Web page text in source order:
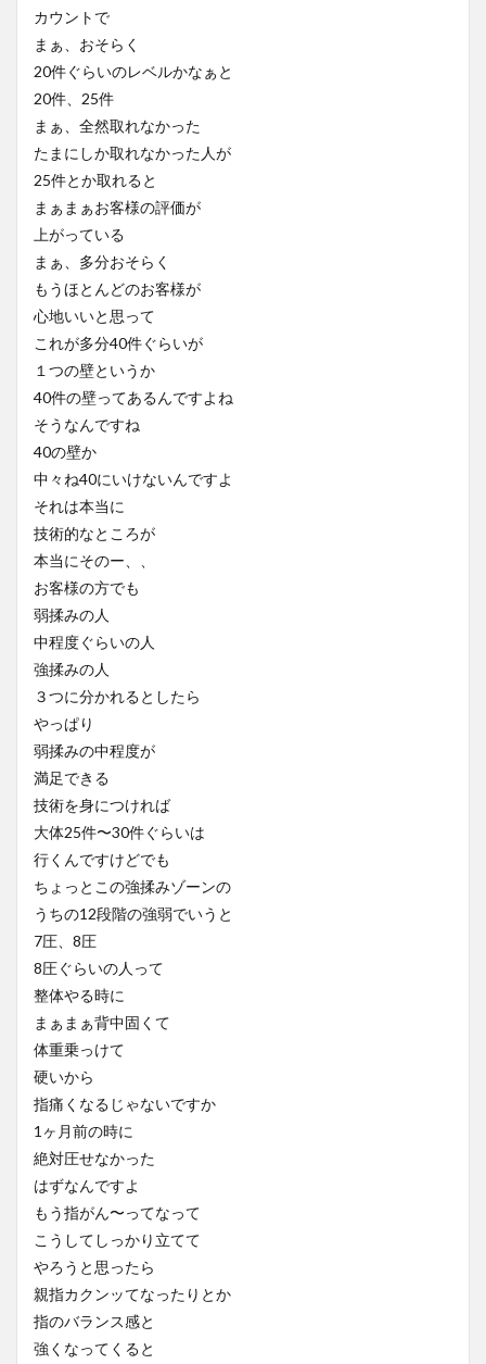
カウントで
まぁ、おそらく
20件ぐらいのレベルかなぁと
20件、25件
まぁ、全然取れなかった
たまにしか取れなかった人が
25件とか取れると
まぁまぁお客様の評価が
上がっている
まぁ、多分おそらく
もうほとんどのお客様が
心地いいと思って
これが多分40件ぐらいが
１つの壁というか
40件の壁ってあるんですよね
そうなんですね
40の壁か
中々ね40にいけないんですよ
それは本当に
技術的なところが
本当にそのー、、
お客様の方でも
弱揉みの人
中程度ぐらいの人
強揉みの人
３つに分かれるとしたら
やっぱり
弱揉みの中程度が
満足できる
技術を身につければ
大体25件〜30件ぐらいは
行くんですけどでも
ちょっとこの強揉みゾーンの
うちの12段階の強弱でいうと
7圧、8圧
8圧ぐらいの人って
整体やる時に
まぁまぁ背中固くて
体重乗っけて
硬いから
指痛くなるじゃないですか
1ヶ月前の時に
絶対圧せなかった
はずなんですよ
もう指がん〜ってなって
こうしてしっかり立てて
やろうと思ったら
親指カクンッてなったりとか
指のバランス感と
強くなってくると